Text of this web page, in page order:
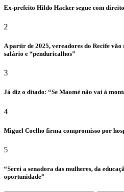
Ex-prefeito Hildo Hacker segue com
2
A partir de 2025, vereadores do Recife vão
salário e “penduricalhos”
3
Já diz o ditado: “Se Maomé não vai à
4
Miguel Coelho firma compromisso por
5
“Serei a senadora das mulheres, da
oportunidade”